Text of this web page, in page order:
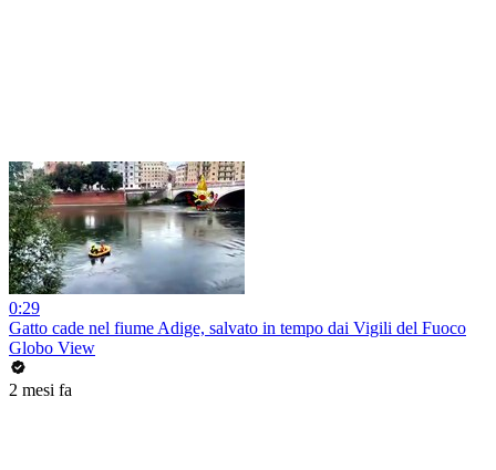
0:29
Gatto cade nel fiume Adige, salvato in tempo dai Vigili del Fuoco
Globo View
2 mesi fa